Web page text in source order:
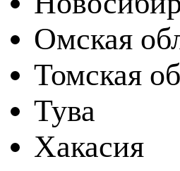
Омская
Томская
Тува
Хакасия